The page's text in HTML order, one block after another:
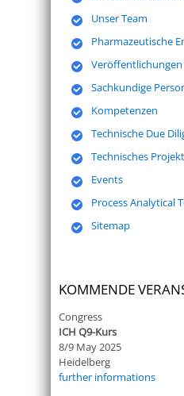
Unser Team
Pharmazeutische
Veröffentlichungen
Sachkundige
Kompetenzen
Technische Due
Technisches
Events
Process Analytical
Sitemap
KOMMENDE
Congress
ICH Q9-Kurs
8/9 May 2025
Heidelberg
further informations